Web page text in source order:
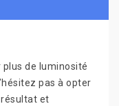
plus de luminosité
pas à opter
résultat et